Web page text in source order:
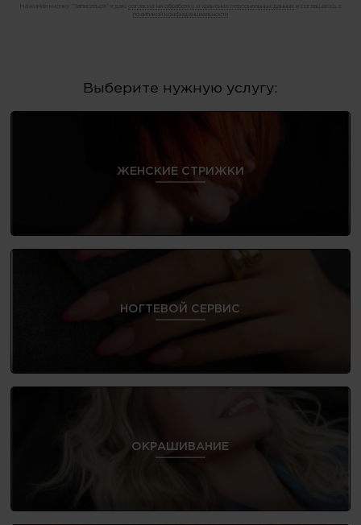
Нажимая кнопку "Записаться" я даю согласие на обработку и хранение персональных данных
политикой конфиденциальности
Выберите нужную услугу:
ЖЕНСКИЕ СТРИЖКИ
НОГТЕВОЙ СЕРВИС
ОКРАШИВАНИЕ